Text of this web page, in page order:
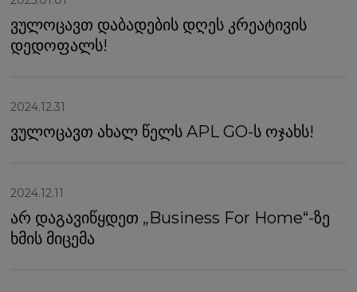
ვულოცავთ დაბადების დღეს კრეატივის
დედოფალს!
2024.12.31
ვულოცავთ ახალ წელს APL GO-ს ოჯახს!
2024.12.11
არ დაგავიწყდეთ „Business For Home“-ზე
ხმის მიცემა